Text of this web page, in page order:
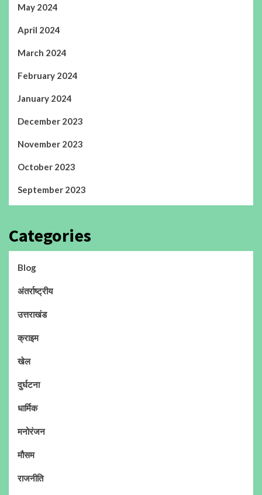
May 2024
April 2024
March 2024
February 2024
January 2024
December 2023
November 2023
October 2023
September 2023
Categories
Blog
अंतर्राष्ट्रीय
उत्तराखंड
क्राइम
खेल
दुर्घटना
धार्मिक
मनोरंजन
मौसम
राजनीति